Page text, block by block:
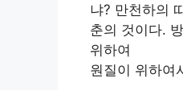
냐? 만천하의
춘의 것이다.
위하여
원질이 위하여